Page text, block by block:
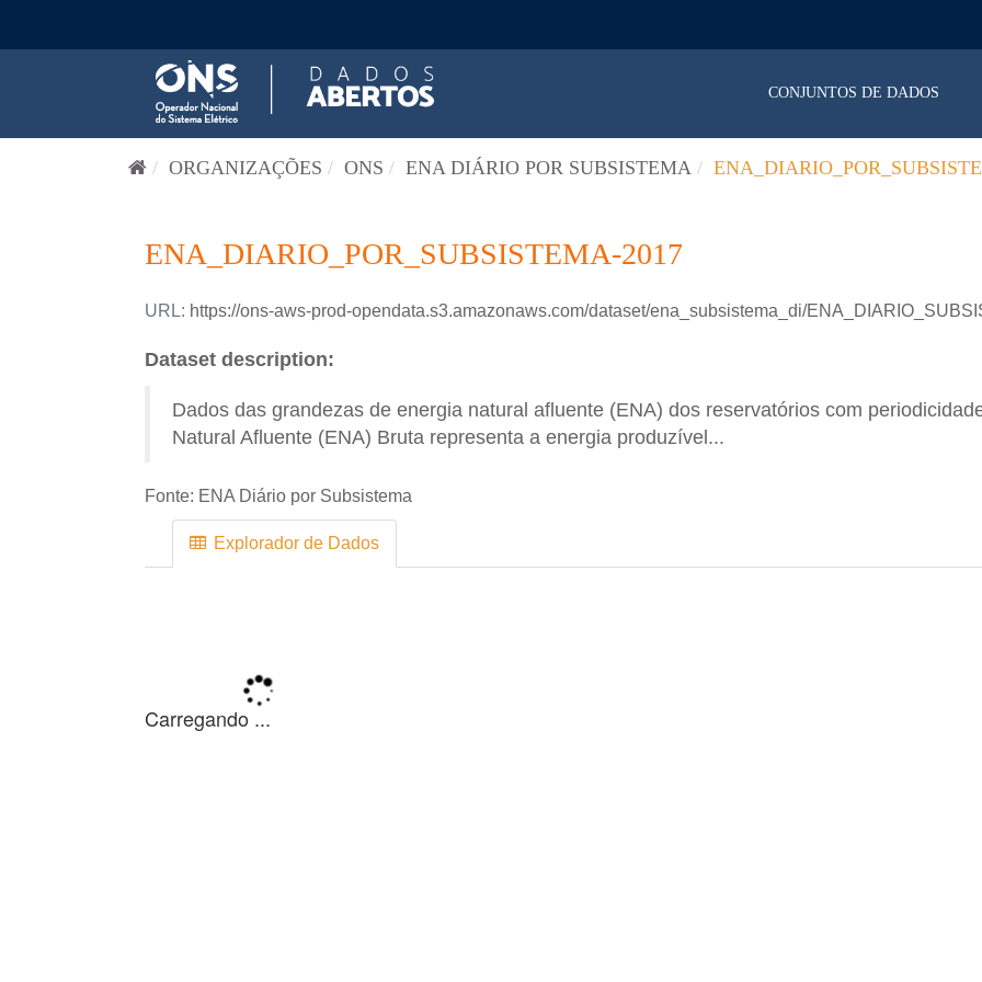
CONJUNTOS DE DADOS
ORGANIZAÇÕES ONS ENA DIÁRIO POR SUBSISTEMA
ENA_DIARIO_POR_SUBSISTEMA-2017
URL: https://ons-aws-prod-opendata.s3.amazonaws.com/dataset/ena_subsistema_di/
Dataset description:
Dados das grandezas de energia natural afluente (ENA) dos reservatórios com
Natural Afluente (ENA) Bruta representa a energia produzível...
Fonte: ENA Diário por Subsistema
Explorador de Dados